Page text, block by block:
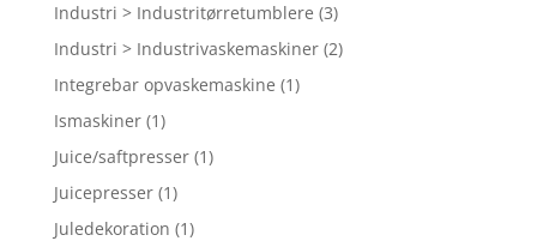
Industri > Industritørretumblere (3)
Industri > Industrivaskemaskiner (2)
Integrebar opvaskemaskine (1)
Ismaskiner (1)
Juice/saftpresser (1)
Juicepresser (1)
Juledekoration (1)